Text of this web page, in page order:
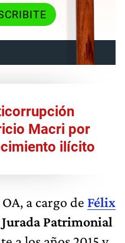
Macri por
ilícito
a cargo de Félix
Patrimonial